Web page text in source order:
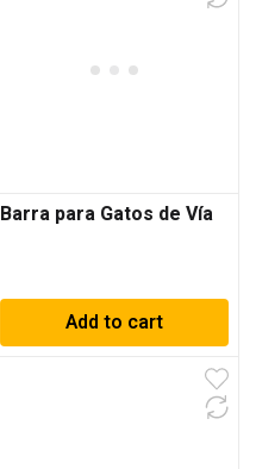
Barra para Gatos de Vía
Add to cart